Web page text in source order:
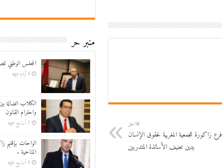
اللاحق
فرع زاكورة للجمعية المغربية لحقوق الإنسان
يدين تعنيف الأساتذة المتدربين
منبر حر
المجلس الوطني
4 أيام ago
الكلاب الضالة
واحترام القانون
3 أسابيع ago
الواحات بإقليم
المناخية .
4 أسابيع ago